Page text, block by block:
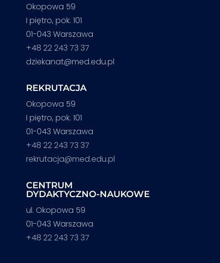
Okopowa 59
I piętro, pok. 101
01-043 Warszawa
+48 22 243 73 37
dziekanat@med.edu.pl
REKRUTACJA
Okopowa 59
I piętro, pok. 101
01-043 Warszawa
+48 22 243 73 37
rekrutacja@med.edu.pl
CENTRUM
DYDAKTYCZNO-NAUKOWE
ul. Okopowa 59
01-043 Warszawa
+48 22 243 73 37